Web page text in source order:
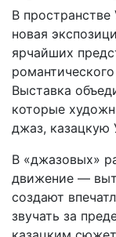
В
новая
ярчайших
Выставка
которые
джаз, казацкую
В «джазовых»
движение —
создают
звучать за